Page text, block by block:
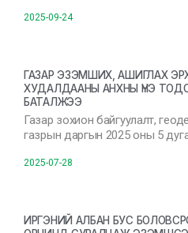
2025-09-24
ГАЗАР ЭЗЭМШИХ, АШИГЛАХ
ХУДАЛДААНЫ АНХНЫ ҮНЭ
БАТАЛЖЭЭ
Газар зохион байгуулалт,
газрын даргын 2025 оны 5
2025-07-28
ИРГЭНИЙ АЛБАН БУС